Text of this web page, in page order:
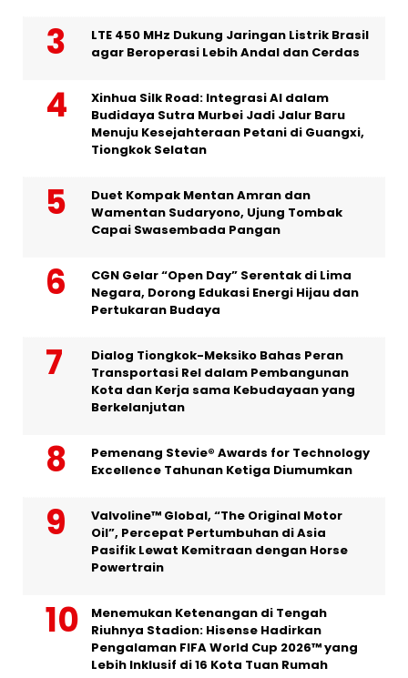
LTE 450 MHz Dukung Jaringan Listrik Brasil
agar Beroperasi Lebih Andal dan Cerdas
Xinhua Silk Road: Integrasi AI dalam
Budidaya Sutra Murbei Jadi Jalur Baru
Menuju Kesejahteraan Petani di Guangxi,
Tiongkok Selatan
Duet Kompak Mentan Amran dan
Wamentan Sudaryono, Ujung Tombak
Capai Swasembada Pangan
CGN Gelar “Open Day” Serentak di Lima
Negara, Dorong Edukasi Energi Hijau dan
Pertukaran Budaya
Dialog Tiongkok-Meksiko Bahas Peran
Transportasi Rel dalam Pembangunan
Kota dan Kerja sama Kebudayaan yang
Berkelanjutan
Pemenang Stevie® Awards for Technology
Excellence Tahunan Ketiga Diumumkan
Valvoline™ Global, “The Original Motor
Oil”, Percepat Pertumbuhan di Asia
Pasifik Lewat Kemitraan dengan Horse
Powertrain
Menemukan Ketenangan di Tengah
Riuhnya Stadion: Hisense Hadirkan
Pengalaman FIFA World Cup 2026™ yang
Lebih Inklusif di 16 Kota Tuan Rumah